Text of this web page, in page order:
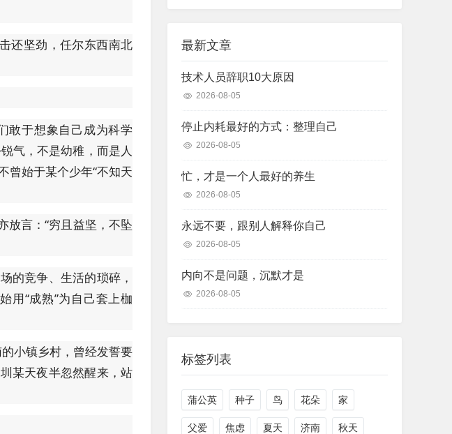
还坚劲，任尔东西南北
敢于想象自己成为科学
气，不是幼稚，而是人
曾始于某个少年“不知天
放言：“穷且益坚，不坠
的竞争、生活的琐碎，
用“成熟”为自己套上枷
小镇乡村，曾经发誓要
某天夜半忽然醒来，站
最新文章
技术人员辞职10大原因
2026-08-05
停止内耗最好的方式：整理自己
2026-08-05
忙，才是一个人最好的养生
2026-08-05
永远不要，跟别人解释你自己
2026-08-05
内向不是问题，沉默才是
2026-08-05
标签列表
蒲公英 种子 鸟 花朵 家
父爱 焦虑 夏天 济南 秋天